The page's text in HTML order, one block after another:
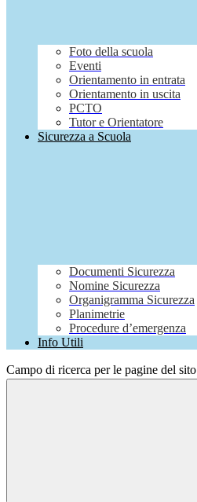
Foto della scuola
Eventi
Orientamento in entrata
Orientamento in uscita
PCTO
Tutor e Orientatore
Sicurezza a Scuola
Documenti Sicurezza
Nomine Sicurezza
Organigramma Sicurezza
Planimetrie
Procedure d’emergenza
Info Utili
Campo di ricerca per le pagine del sito